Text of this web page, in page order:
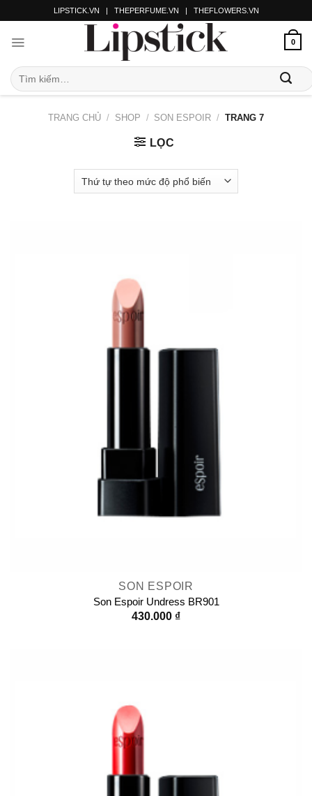
LIPSTICK.VN | THEPERFUME.VN | THEFLOWERS.VN
0
TRANG CHỦ / SHOP / SON ESPOIR / TRANG 7
LỌC
SON ESPOIR
Son Espoir Undress BR901
430.000 ₫